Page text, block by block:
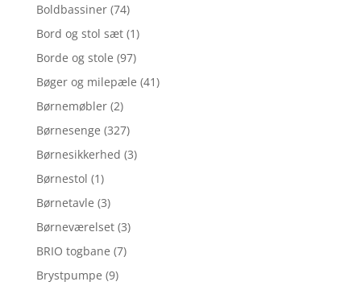
Boldbassiner (74)
Bord og stol sæt (1)
Borde og stole (97)
Bøger og milepæle (41)
Børnemøbler (2)
Børnesenge (327)
Børnesikkerhed (3)
Børnestol (1)
Børnetavle (3)
Børneværelset (3)
BRIO togbane (7)
Brystpumpe (9)